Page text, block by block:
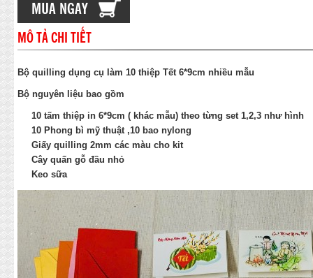
MUA NGAY
MÔ TẢ CHI TIẾT
Bộ quilling dụng cụ làm 10 thiệp Tết 6*9cm nhiều mẫu
Bộ nguyên liệu bao gồm
10 tấm thiệp in 6*9cm ( khác mẫu) theo từng set 1,2,3 như hình
10 Phong bì mỹ thuật ,10 bao nylong
Giấy quilling 2mm các màu cho kit
Cây quấn gỗ đầu nhỏ
Keo sữa